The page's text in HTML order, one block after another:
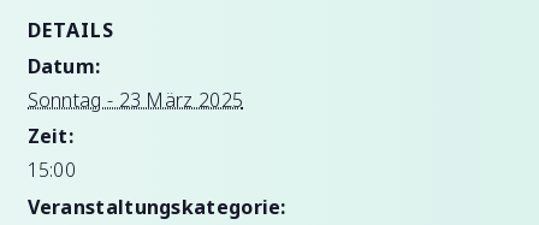
DETAILS
Datum:
Sonntag - 23 März 2025
Zeit:
15:00
Veranstaltungskategorie: